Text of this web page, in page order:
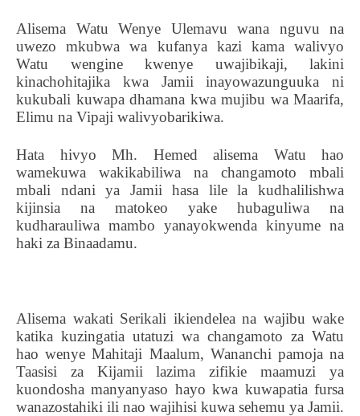
Alisema Watu Wenye Ulemavu wana nguvu na
uwezo mkubwa wa kufanya kazi kama walivyo
Watu wengine kwenye uwajibikaji, lakini
kinachohitajika kwa Jamii inayowazunguuka ni
kukubali kuwapa dhamana kwa mujibu wa Maarifa,
Elimu na Vipaji walivyobarikiwa.
Hata hivyo Mh. Hemed alisema Watu hao
wamekuwa wakikabiliwa na changamoto mbali
mbali ndani ya Jamii hasa lile la kudhalilishwa
kijinsia na matokeo yake hubaguliwa na
kudharauliwa mambo yanayokwenda kinyume na
haki za Binaadamu.
Alisema wakati Serikali ikiendelea na wajibu wake
katika kuzingatia utatuzi wa changamoto za Watu
hao wenye Mahitaji Maalum, Wananchi pamoja na
Taasisi za Kijamii lazima zifikie maamuzi ya
kuondosha manyanyaso hayo kwa kuwapatia fursa
wanazostahiki ili nao wajihisi kuwa sehemu ya Jamii.